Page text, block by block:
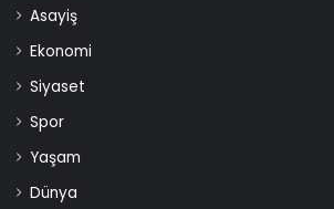
Asayiş
Ekonomi
Siyaset
Spor
Yaşam
Dünya